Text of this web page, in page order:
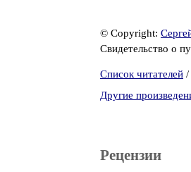
© Copyright:
Свидетельство о
Список читателей /
Другие
Рецензии